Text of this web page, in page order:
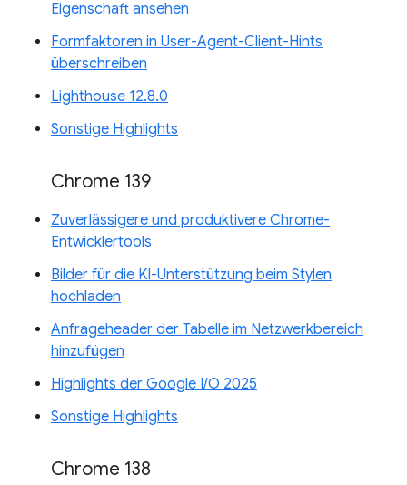
Eigenschaft ansehen
Formfaktoren in User-Agent-Client-Hints
überschreiben
Lighthouse 12.8.0
Sonstige Highlights
Chrome 139
Zuverlässigere und produktivere Chrome-
Entwicklertools
Bilder für die KI-Unterstützung beim Stylen
hochladen
Anfrageheader der Tabelle im Netzwerkbereich
hinzufügen
Highlights der Google I/O 2025
Sonstige Highlights
Chrome 138